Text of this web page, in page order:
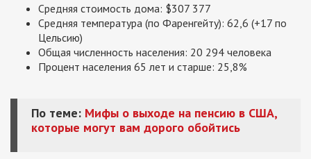
Средняя стоимость дома: $307 377
Средняя температура (по Фаренгейту): 62,6 (+17 по
Цельсию)
Общая численность населения: 20 294 человека
Процент населения 65 лет и старше: 25,8%
По теме: Мифы о выходе на пенсию в США,
которые могут вам дорого обойтись